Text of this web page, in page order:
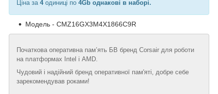
Ціна за 4одиниці по 4Gb однакові в наборі.
Модель - CMZ16GX3M4X1866C9R
Початкова оперативна пам’ять БВ бренд Corsair для роботи
на платформах Intel і AMD.
Чудовий і надійний бренд оперативної пам'яті, добре себе
зарекомендував роками!